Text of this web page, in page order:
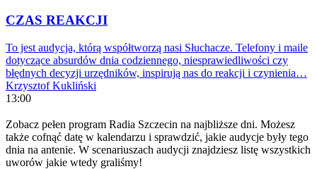
CZAS REAKCJI
To jest audycja, którą współtworzą nasi Słuchacze. Telefony i maile
dotyczące absurdów dnia codziennego, niesprawiedliwości czy
błędnych decyzji urzędników, inspirują nas do reakcji i czynienia…
Krzysztof Kukliński
13:00
Zobacz pełen program Radia Szczecin na najbliższe dni. Możesz
także cofnąć datę w kalendarzu i sprawdzić, jakie audycje były tego
dnia na antenie. W scenariuszach audycji znajdziesz listę wszystkich
uworów jakie wtedy graliśmy!